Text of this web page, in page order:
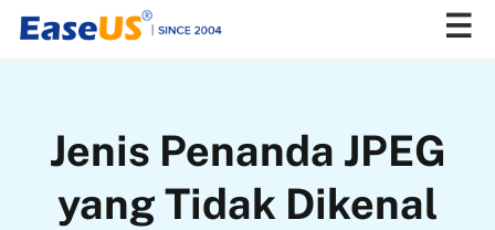
EaseUSJenis Penanda JPEG
yang Tidak Dikenal